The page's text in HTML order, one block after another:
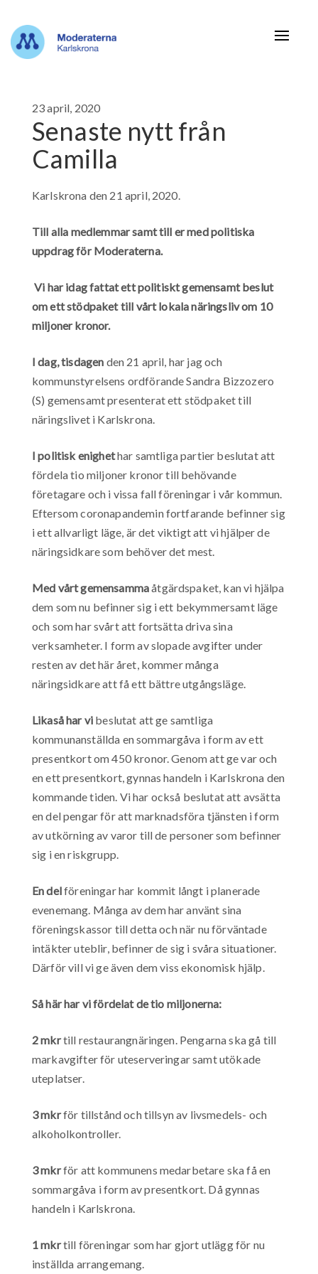
23 april, 2020
Senaste nytt från
Camilla
Karlskrona den 21 april, 2020.
Till alla medlemmar samt till er med politiska
uppdrag för Moderaterna.
Vi har idag fattat ett politiskt gemensamt beslut
om ett stödpaket till vårt lokala näringsliv om 10
miljoner kronor.
I dag, tisdagen den 21 april, har jag och
kommunstyrelsens ordförande Sandra Bizzozero
(S) gemensamt presenterat ett stödpaket till
näringslivet i Karlskrona.
I politisk enighethar samtliga partier beslutat att
fördela tio miljoner kronor till behövande
företagare och i vissa fall föreningar i vår kommun.
Eftersom coronapandemin fortfarande befinner sig
i ett allvarligt läge, är det viktigt att vi hjälper de
näringsidkare som behöver det mest.
Med vårt gemensammaåtgärdspaket, kan vi hjälpa
dem som nu befinner sig i ett bekymmersamt läge
och som har svårt att fortsätta driva sina
verksamheter. I form av slopade avgifter under
resten av det här året, kommer många
näringsidkare att få ett bättre utgångsläge.
Likaså har vi beslutat att ge samtliga
kommunanställda en sommargåva i form av ett
presentkort om 450 kronor. Genom att ge var och
en ett presentkort, gynnas handeln i Karlskrona den
kommande tiden. Vi har också beslutat att avsätta
en del pengar för att marknadsföra tjänsten i form
av utkörning av varor till de personer som befinner
sig i en riskgrupp.
En delföreningar har kommit långt i planerade
evenemang. Många av dem har använt sina
föreningskassor till detta och när nu förväntade
intäkter uteblir, befinner de sig i svåra situationer.
Därför vill vi ge även dem viss ekonomisk hjälp.
Så här har vi fördelat de tio miljonerna:
2 mkrtill restaurangnäringen. Pengarna ska gå till
markavgifter för uteserveringar samt utökade
uteplatser.
3 mkrför tillstånd och tillsyn av livsmedels- och
alkoholkontroller.
3 mkrför att kommunens medarbetare ska få en
sommargåva i form av presentkort. Då gynnas
handeln i Karlskrona.
1 mkrtill föreningar som har gjort utlägg för nu
inställda arrangemang.